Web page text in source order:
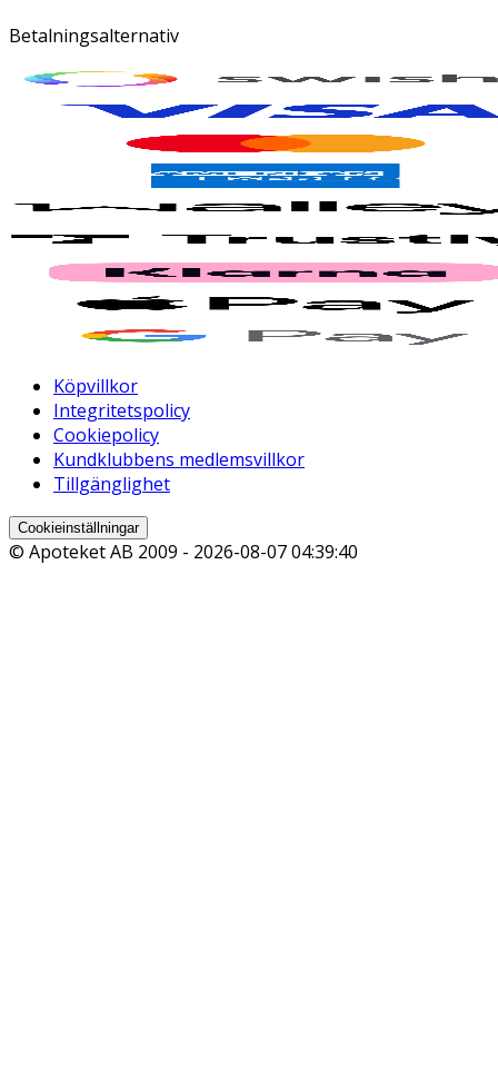
Betalningsalternativ
Köpvillkor
Integritetspolicy
Cookiepolicy
Kundklubbens medlemsvillkor
Tillgänglighet
Cookieinställningar
© Apoteket AB 2009 - 2026-08-07 04:39:40